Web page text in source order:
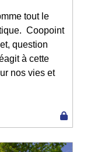
tout le
Coopoint
question
à cette
nos vies et